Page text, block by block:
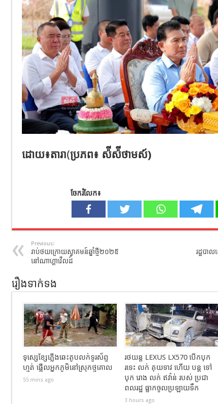
ដោយ​៖តារា​(ប្រភព៖​ ស៉ី​ស៉ី​ថាមស៍)
ចែករំលែក៖
Previous:
រាប់ថយក្រោយស្វាគមន៍ឆ្នាំថ្មី២០២៥
នៅណាហ្គាវើលដ៍
រដ្ឋបា
រឿងទាក់ទង
ទុស្សេខ្សែភ្លើងឆេះតូបលក់ទូរស័ព្ទ
ហ្មត់ ផ្អើលអ្នកភូមិនៅស្រុកថ្មគោល
55 mins ago
រថយន្ដ LEXUS LX570 បេីកបុក
រទេះ លក់ គុយទាវ ហេីយ បន្ត ទៅ
បុក រោង លក់ ឥវ៉ាន់ របស់ ប្រជា
ពលរដ្ឋ ធ្លាកចូលប្រឡាយទឹក
3 hours ago